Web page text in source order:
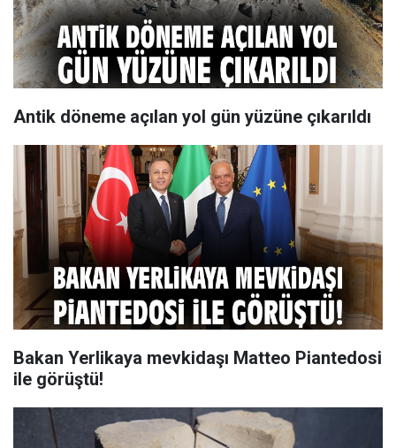
Antik döneme açılan yol gün yüzüne çıkarıldı
Bakan Yerlikaya mevkidaşı Matteo Piantedosi
ile görüştü!